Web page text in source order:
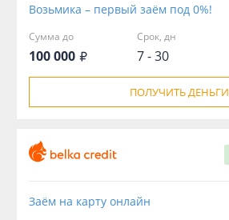
Возьмика – первый заём под 0%!
Сумма до
100 000
Срок, дн
7 - 30
ПОЛУЧИТЬ ДЕНЬГИ
Заём на карту онлайн